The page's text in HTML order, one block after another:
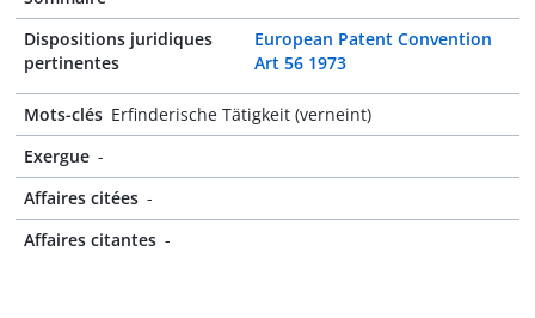
Dispositions juridiques
pertinentes
European Patent Convention
Art 56 1973
Mots-clés Erfinderische Tätigkeit (verneint)
Exergue -
Affaires citées -
Affaires citantes -